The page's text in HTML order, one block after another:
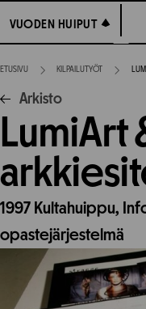
suoraan
sisältöön
VUODEN HUIPUT
VUODEN HUIPUT
ETUSIVU KILPAILUTYÖT
Arkisto
LumiArt
1997 Kultahuippu,
opastejärjestelmä